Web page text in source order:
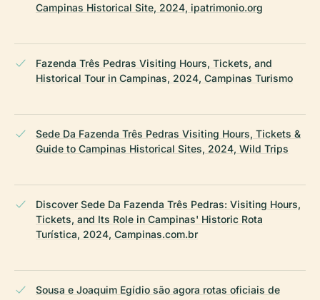
Campinas Historical Site, 2024, ipatrimonio.org
Fazenda Três Pedras Visiting Hours, Tickets, and
Historical Tour in Campinas, 2024, Campinas Turismo
Sede Da Fazenda Três Pedras Visiting Hours, Tickets &
Guide to Campinas Historical Sites, 2024, Wild Trips
Discover Sede Da Fazenda Três Pedras: Visiting Hours,
Tickets, and Its Role in Campinas' Historic Rota
Turística, 2024, Campinas.com.br
Sousa e Joaquim Egídio são agora rotas oficiais de